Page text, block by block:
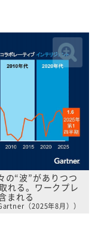
の“波”がありつつ
れる。ワークプレ
まれる
（2025年8月））